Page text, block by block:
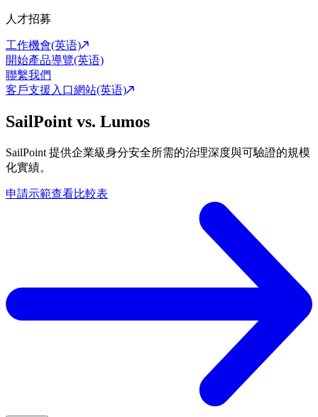
人才招募
工作機會(英语)
開始產品導覽(英语)
聯繫我們
客戶支援入口網站(英语)
SailPoint vs. Lumos
SailPoint 提供企業級身分安全所需的治理深度與可驗證的規模
化實績。
申請示範查看比較表